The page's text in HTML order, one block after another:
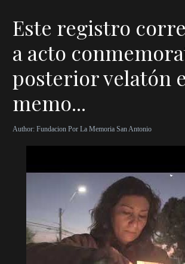
Este registro
a acto
posterior velatón
memo...
Author: Fundacion Por La Memoria San Antonio